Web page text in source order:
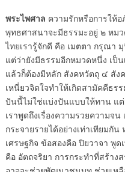
พระไพศาล ความรักหรือการให้
พุทธศาสนาจะมีธรรมะอยู่ ๒ หม
ไทยเรารู้จักดี คือ เมตตา กรุณา
แต่ว่ายังมีธรรมอีกหมวดหนึ่ง เป็
แล้วก็ต้องมีหลัก สังคหวัตถุ ๔ สัง
เหนี่ยวจิตใจทำให้เกิดสามัคคีธ
ปันนี้ไม่ใช่แบ่งปันแบบให้ทาน แ
เราพูดถึงเรื่องความรวยความจ
กระจายรายได้อย่างเท่าเทียมกั
เศรษฐกิจ ข้อสองคือ ปิยวาจา พู
คือ อัตถจริยา การกระทำที่สร้าง